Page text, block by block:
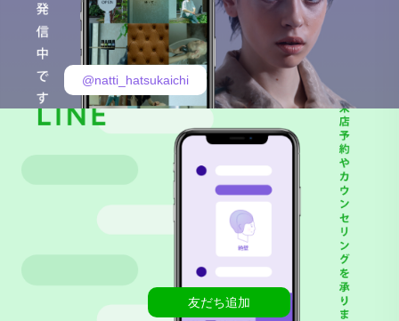
友だち追加
@natti_hatsukaichi